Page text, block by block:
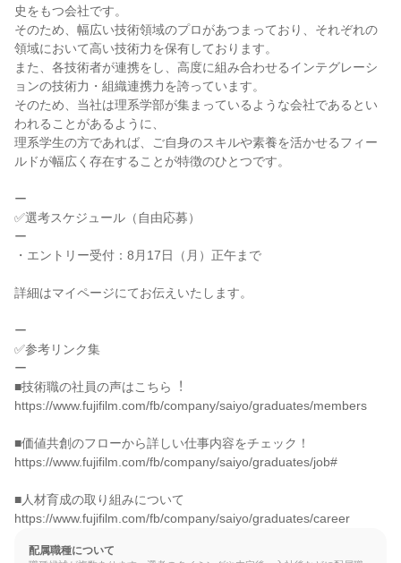
史をもつ会社です。
そのため、幅広い技術領域のプロがあつまっており、それぞれの
領域において高い技術力を保有しております。
また、各技術者が連携をし、高度に組み合わせるインテグレーシ
ョンの技術力・組織連携力を誇っています。
そのため、当社は理系学部が集まっているような会社であるとい
われることがあるように、
理系学生の方であれば、ご自身のスキルや素養を活かせるフィー
ルドが幅広く存在することが特徴のひとつです。
ー
✅選考スケジュール（自由応募）
ー
・エントリー受付：8月17日（月）正午まで
詳細はマイページにてお伝えいたします。
ー
✅参考リンク集
ー
■技術職の社員の声はこちら︕
https://www.fujifilm.com/fb/company/saiyo/graduates/members
■価値共創のフローから詳しい仕事内容をチェック！
https://www.fujifilm.com/fb/company/saiyo/graduates/job#
■人材育成の取り組みについて
https://www.fujifilm.com/fb/company/saiyo/graduates/career
配属職種について